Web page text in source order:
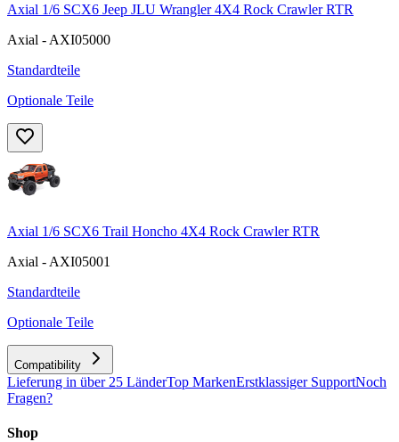
Axial 1/6 SCX6 Jeep JLU Wrangler 4X4 Rock Crawler RTR
Axial - AXI05000
Standardteile
Optionale Teile
Axial 1/6 SCX6 Trail Honcho 4X4 Rock Crawler RTR
Axial - AXI05001
Standardteile
Optionale Teile
Compatibility
Lieferung in über 25 LänderTop MarkenErstklassiger SupportNoch
Fragen?
Shop